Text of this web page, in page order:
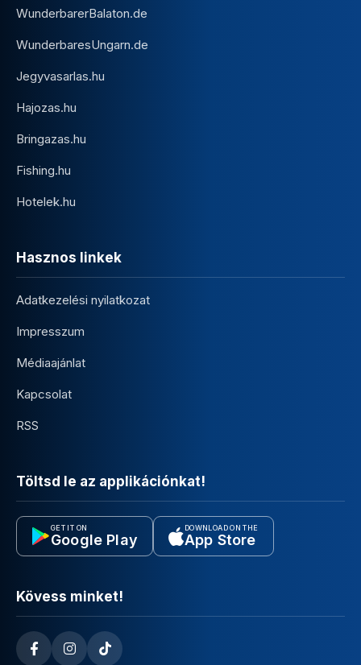
WunderbarerBalaton.de
WunderbaresUngarn.de
Jegyvasarlas.hu
Hajozas.hu
Bringazas.hu
Fishing.hu
Hotelek.hu
Hasznos linkek
Adatkezelési nyilatkozat
Impresszum
Médiaajánlat
Kapcsolat
RSS
Töltsd le az applikációnkat!
GET IT ON
Google Play
DOWNLOAD ON THE
App Store
Kövess minket!